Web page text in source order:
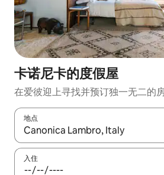
卡诺尼卡的度假屋
在爱彼迎上寻找并预订独一无二的
地点
如有搜索结果，请使用上下方向键查
入住